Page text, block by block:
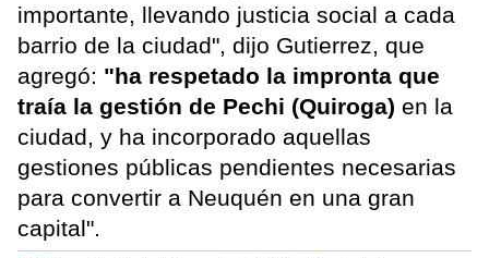
importante, llevando justicia social a cada
barrio de la ciudad", dijo Gutierrez, que
agregó: "ha respetado la impronta que
traía la gestión de Pechi (Quiroga) en la
ciudad, y ha incorporado aquellas
gestiones públicas pendientes necesarias
para convertir a Neuquén en una gran
capital".